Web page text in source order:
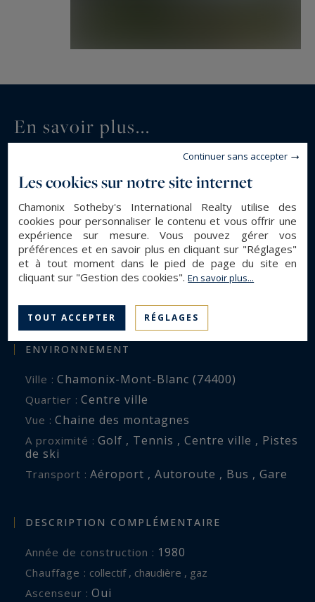
En savoir plus...
Surface : 99.68 m²
Pièces : 5
Chambres : 4
Salle(s) de bain : 1
ENVIRONNEMENT
Ville : Chamonix-Mont-Blanc (74400)
Quartier : Centre ville
Vue : Chaine des montagnes
A proximité : Golf , Tennis , Centre ville , Pistes
de ski
Transport : Aéroport , Autoroute , Bus , Gare
DESCRIPTION COMPLÉMENTAIRE
Année de construction : 1980
Chauffage : collectif , chaudière , gaz
Ascenseur : Oui
Les cookies sur notre site internet
Chamonix Sotheby's International Realty utilise des
cookies pour personnaliser le contenu et vous offrir une
expérience sur mesure. Vous pouvez gérer vos
préférences et en savoir plus en cliquant sur "Réglages"
et à tout moment dans le pied de page du site en
cliquant sur "Gestion des cookies".En savoir plus...
TOUT ACCEPTER RÉGLAGES
Continuer sans accepter